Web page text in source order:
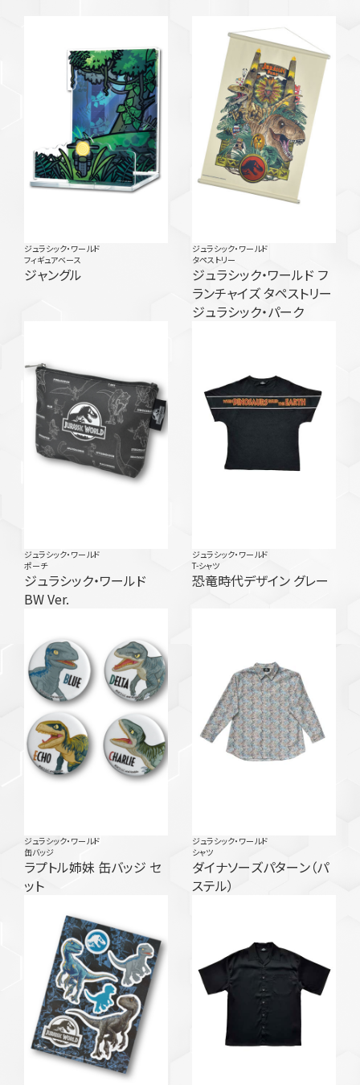
ジュラシック・ワールド
フィギュアベース
ジャングル
ジュラシック・ワールド
タペストリー
ジュラシック・ワールド フ
ランチャイズ タペストリー
ジュラシック・パーク
ジュラシック・ワールド
ポーチ
ジュラシック・ワールド
BW Ver.
ジュラシック・ワールド
T-シャツ
恐竜時代デザイン グレー
ジュラシック・ワールド
缶バッジ
ラプトル姉妹 缶バッジ セ
ット
ジュラシック・ワールド
シャツ
ダイナソーズパターン（パ
ステル）